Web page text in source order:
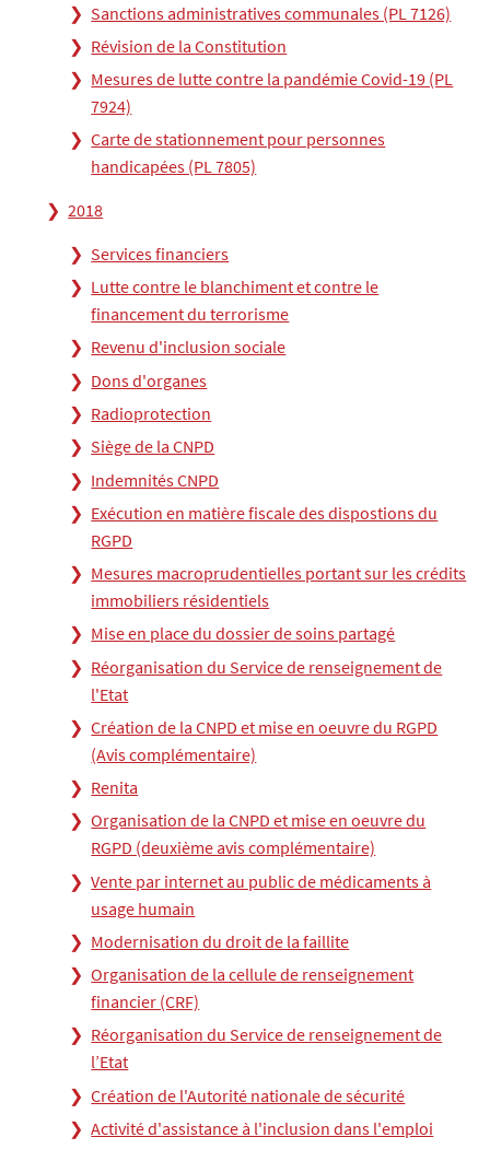
Sanctions administratives communales (PL 7126)
Révision de la Constitution
Mesures de lutte contre la pandémie Covid-19 (PL
7924)
Carte de stationnement pour personnes
handicapées (PL 7805)
2018
Services financiers
Lutte contre le blanchiment et contre le
financement du terrorisme
Revenu d'inclusion sociale
Dons d'organes
Radioprotection
Siège de la CNPD
Indemnités CNPD
Exécution en matière fiscale des dispostions du
RGPD
Mesures macroprudentielles portant sur les crédits
immobiliers résidentiels
Mise en place du dossier de soins partagé
Réorganisation du Service de renseignement de
l'Etat
Création de la CNPD et mise en oeuvre du RGPD
(Avis complémentaire)
Renita
Organisation de la CNPD et mise en oeuvre du
RGPD (deuxième avis complémentaire)
Vente par internet au public de médicaments à
usage humain
Modernisation du droit de la faillite
Organisation de la cellule de renseignement
financier (CRF)
Réorganisation du Service de renseignement de
l’Etat
Création de l'Autorité nationale de sécurité
Activité d'assistance à l'inclusion dans l'emploi